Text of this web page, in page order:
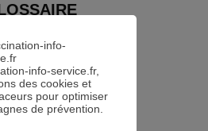
:
info-service.fr,
des cookies et
pour optimiser
de prévention.